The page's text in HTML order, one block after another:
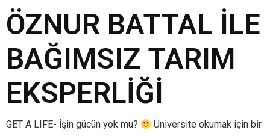
ÖZNUR BATTAL İLE
BAĞIMSIZ TARIM
EKSPERLİĞİ
GET A LIFE- İşin gücün yok mu?
Üniversite okumak için bir